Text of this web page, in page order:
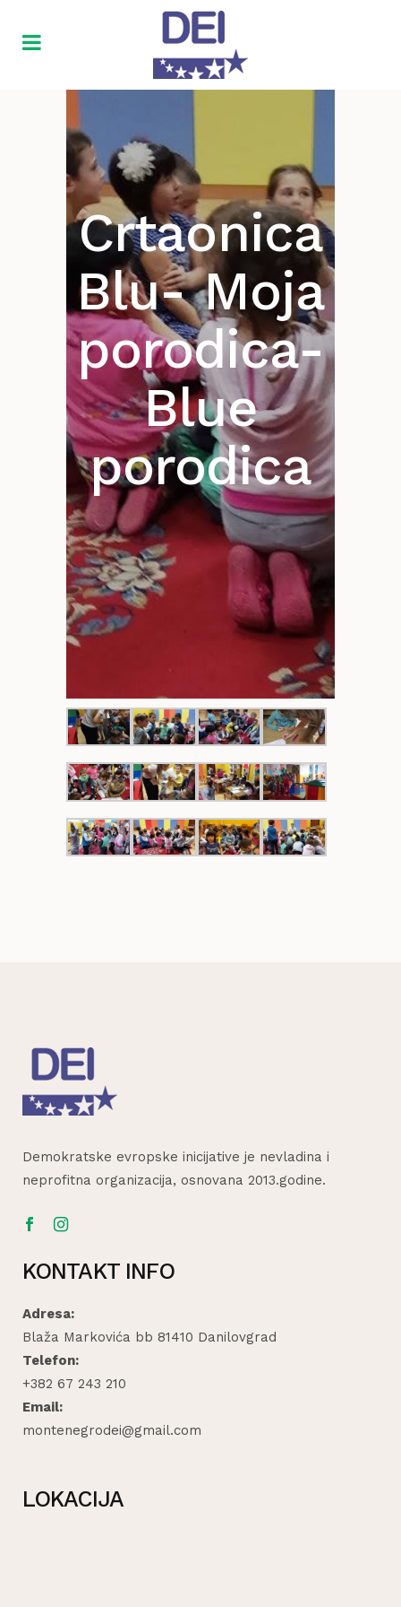
Crtaonica
Blu- Moja
porodica-
Blue
porodica
Demokratske evropske inicijative je nevladina i
neprofitna organizacija, osnovana 2013.godine.
KONTAKT INFO
Adresa:
Blaža Markovića bb 81410 Danilovgrad
Telefon:
+382 67 243 210
Email:
montenegrodei@gmail.com
LOKACIJA